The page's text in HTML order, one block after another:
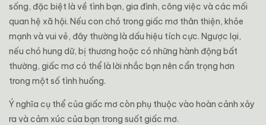
sống, đặc biệt là về tình bạn, gia đình, công việc và các mối
quan hệ xã hội. Nếu con chó trong giấc mơ thân thiện, khỏe
mạnh và vui vẻ, đây thường là dấu hiệu tích cực. Ngược lại,
nếu chó hung dữ, bị thương hoặc có những hành động bất
thường, giấc mơ có thể là lời nhắc bạn nên cẩn trọng hơn
trong một số tình huống.
Ý nghĩa cụ thể của giấc mơ còn phụ thuộc vào hoàn cảnh xảy
ra và cảm xúc của bạn trong suốt giấc mơ.